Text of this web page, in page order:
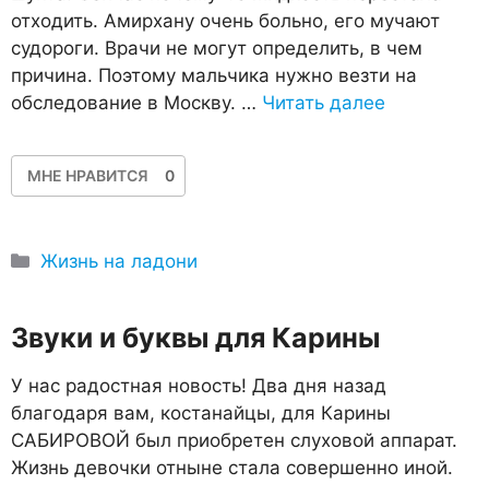
отходить. Амирхану очень больно, его мучают
судороги. Врачи не могут определить, в чем
причина. Поэтому мальчика нужно везти на
обследование в Москву. … Читать далее
МНЕ НРАВИТСЯ 0
Рубрики
Жизнь на ладони
Звуки и буквы для Карины
У нас радостная новость! Два дня назад
благодаря вам, костанайцы, для Карины
САБИРОВОЙ был приобретен слуховой аппарат.
Жизнь девочки отныне стала совершенно иной.